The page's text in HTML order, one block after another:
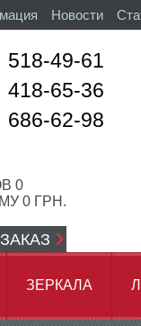
Новости
518-49-61
418-65-36
686-62-98
0
0 ГРН.
ЗЕРКАЛА